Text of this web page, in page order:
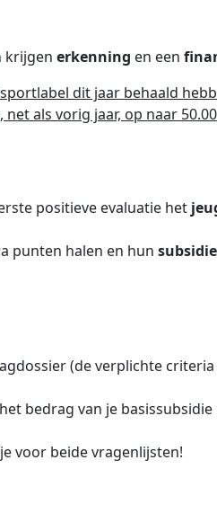
krijgen erkenning en een
dit jaar behaald
als vorig jaar, op naar
positieve evaluatie het
punten halen en hun
(de verplichte
bedrag van je basissubsidie
voor beide vragenlijsten!